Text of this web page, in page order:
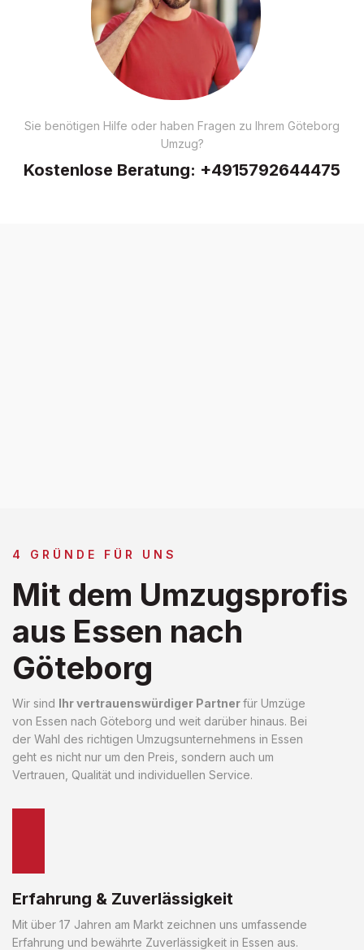
Sie benötigen Hilfe oder haben Fragen zu Ihrem Göteborg
Umzug?
Kostenlose Beratung: +4915792644475
4 GRÜNDE FÜR UNS
Mit dem Umzugsprofis
aus Essen nach
Göteborg
Wir sind Ihr vertrauenswürdiger Partnerfür Umzüge
von Essen nach Göteborg und weit darüber hinaus. Bei
der Wahl des richtigen Umzugsunternehmens in Essen
geht es nicht nur um den Preis, sondern auch um
Vertrauen, Qualität und individuellen Service.
Erfahrung & Zuverlässigkeit
Mit über 17 Jahren am Markt zeichnen uns umfassende
Erfahrung und bewährte Zuverlässigkeit in Essen aus.